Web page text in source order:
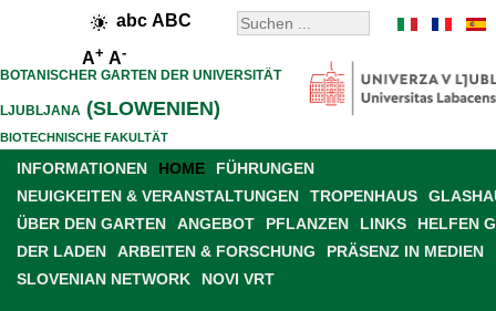
abc ABC
A+ A-
BOTANISCHER GARTEN DER UNIVERSITÄT
LJUBLJANA (SLOWENIEN)
BIOTECHNISCHE FAKULTÄT
INFORMATIONEN HOME
FÜHRUNGEN
NEUIGKEITEN & VERANSTALTUNGEN
TROPENHAUS
ÜBER DEN GARTEN
ANGEBOT PFLANZEN LINKS
HELFEN
DER LADEN
ARBEITEN & FORSCHUNG
PRÄSENZ IN MEDIEN
SLOVENIAN NETWORK
NOVI VRT